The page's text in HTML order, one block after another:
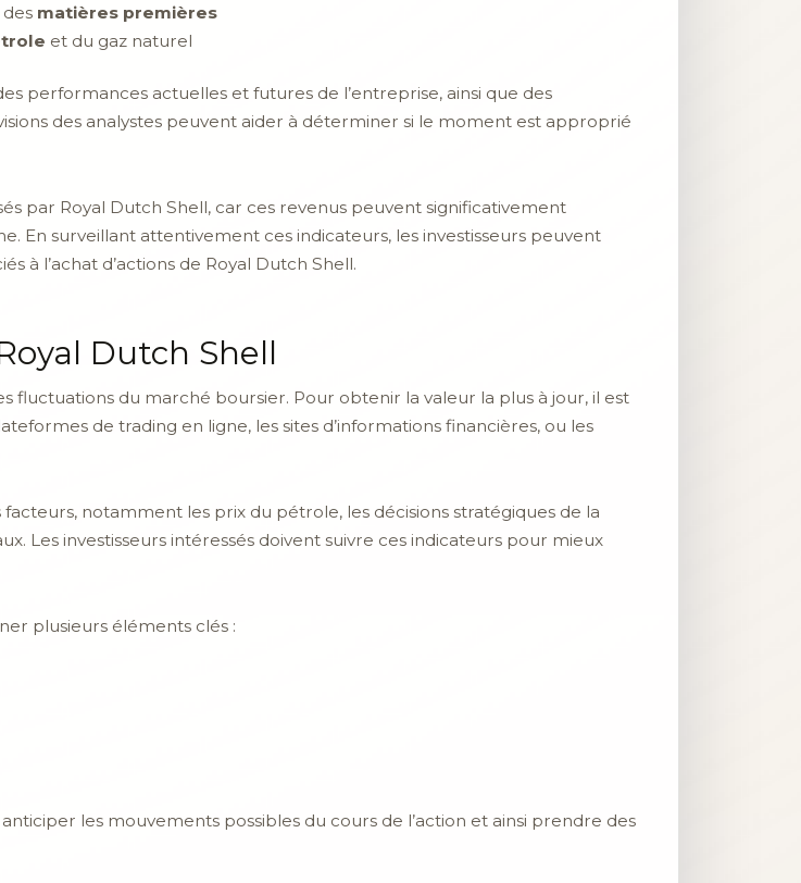
matières premières
et du gaz naturel
performances actuelles et futures de l’entreprise, ainsi que des
des analystes peuvent aider à déterminer si le moment est approprié
par Royal Dutch Shell, car ces revenus peuvent significativement
En surveillant attentivement ces indicateurs, les investisseurs peuvent
à l’achat d’actions de Royal Dutch Shell.
Dutch Shell
fluctuations du marché boursier. Pour obtenir la valeur la plus à jour, il est
de trading en ligne, les sites d’informations financières, ou les
notamment les prix du pétrole, les décisions stratégiques de la
Les investisseurs intéressés doivent suivre ces indicateurs pour mieux
plusieurs éléments clés :
les mouvements possibles du cours de l’action et ainsi prendre des